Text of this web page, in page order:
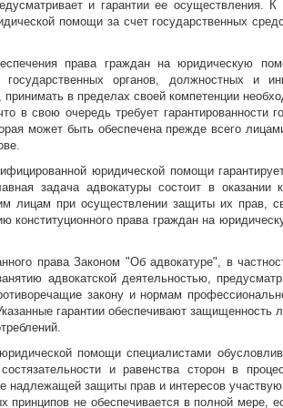
и гарантии ее осуществления. К
помощи за счет государственных
права граждан на юридическую
государственных органов, должностных и
принимать в пределах своей компетенции
в свою очередь требует гарантированности
может быть обеспечена прежде всего
юридической помощи
задача адвокатуры состоит в
лицам при осуществлении защиты их прав,
конституционного права граждан на
права Законом "Об адвокатуре", в
адвокатской деятельностью,
закону и нормам
гарантии обеспечивают
помощи специалистами
и равенства сторон в
надлежащей защиты прав и интересов
принципов не обеспечивается в полной мере,